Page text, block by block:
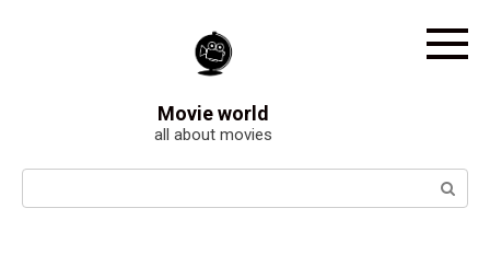
Movie world
all about movies
Search: